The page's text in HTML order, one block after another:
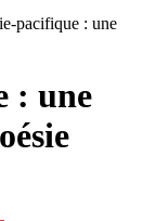
pacifique : une
: une